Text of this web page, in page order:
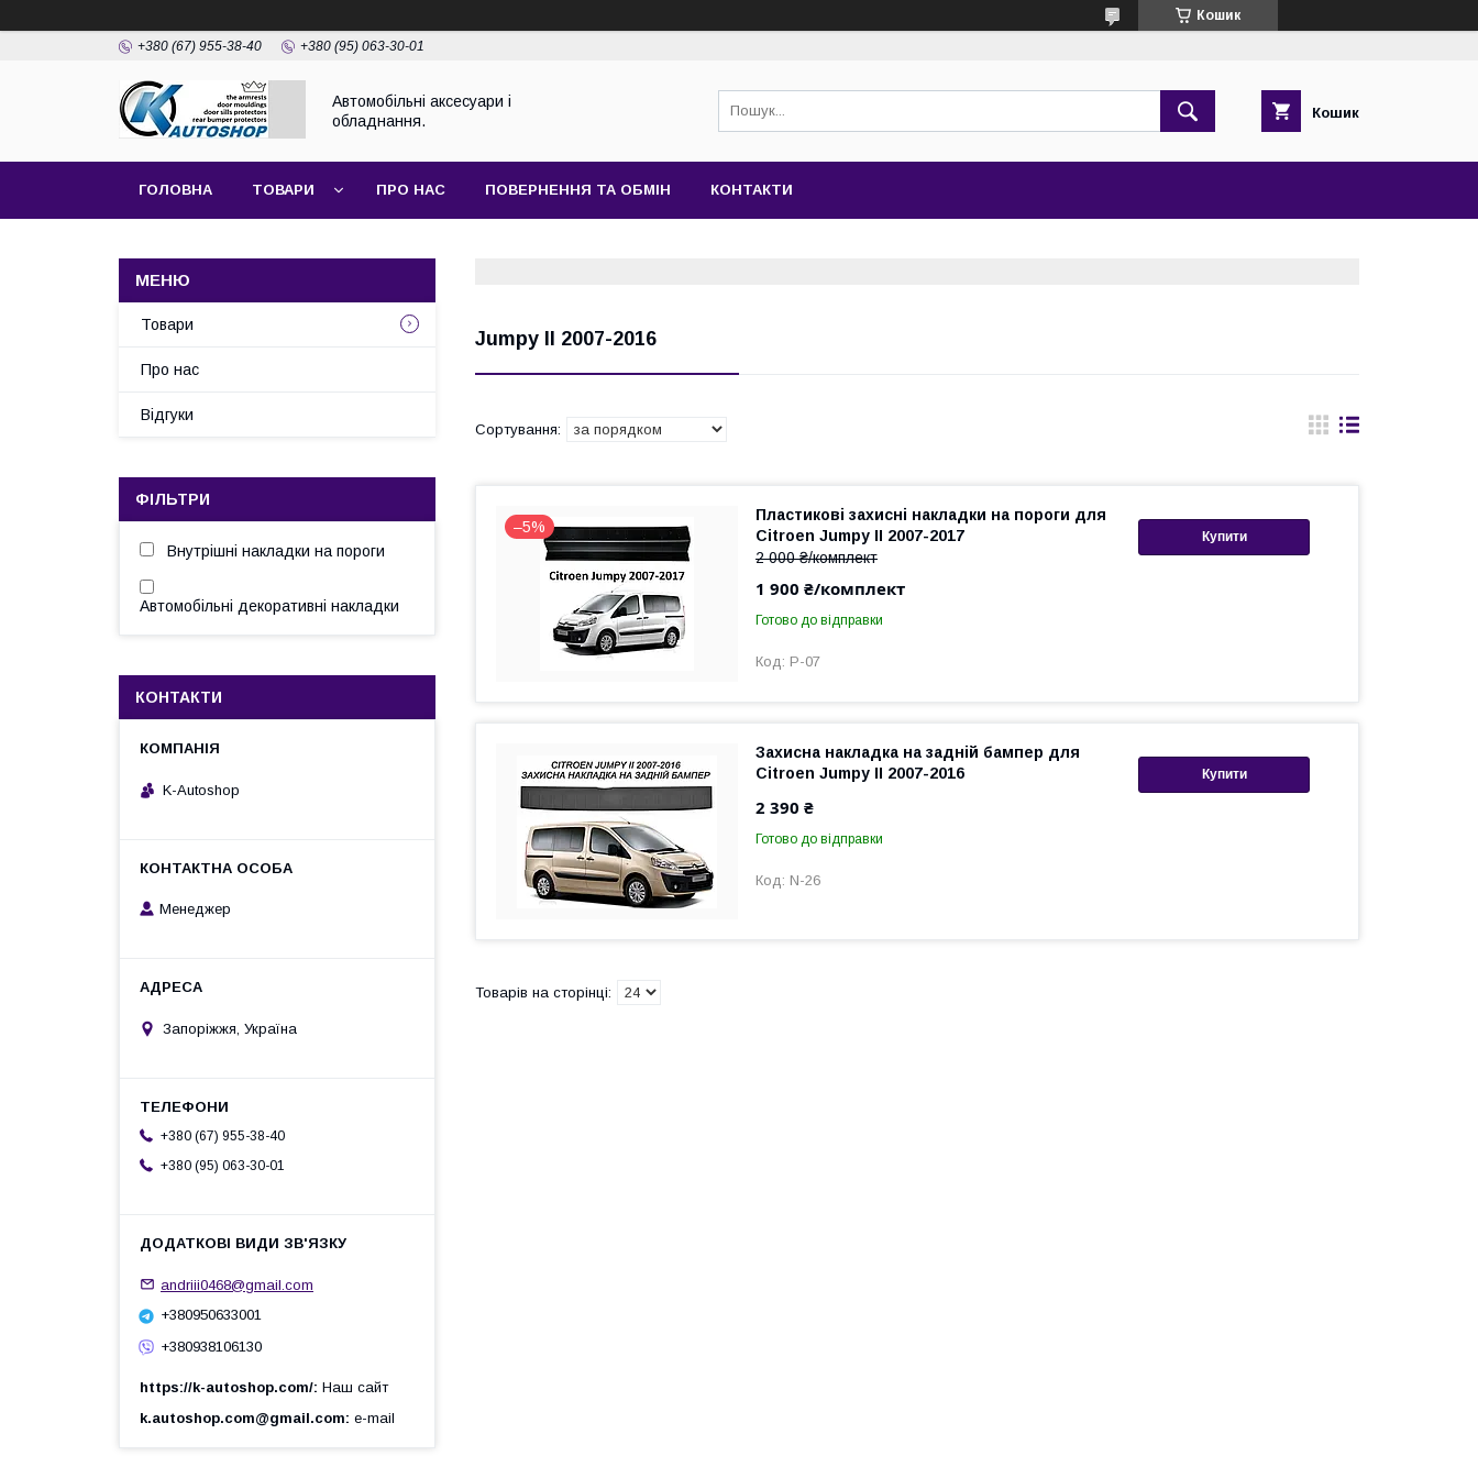
Кошик
+380 (67) 955-38-40 +380 (95) 063-30-01
Автомобільні аксесуари і
обладнання.
Кошик
ГОЛОВНА ТОВАРИ ПРО НАС ПОВЕРНЕННЯ ТА ОБМІН КОНТАКТИ
Jumpy II 2007-2016
–5%
Купити
Пластикові захисні накладки на пороги для
Citroen Jumpy II 2007-2017
2 000 ₴/комплект
1 900 ₴/комплект
Готово до відправки
P-07
Купити
Захисна накладка на задній бампер для
Citroen Jumpy II 2007-2016
2 390 ₴
Готово до відправки
N-26
Товари
Про нас
Відгуки
ФІЛЬТРИ
Внутрішні накладки на пороги
Автомобільні декоративні накладки
КОНТАКТИ
K-Autoshop
Менеджер
Запоріжжя, Україна
+380 (67) 955-38-40
+380 (95) 063-30-01
andriii0468@gmail.com
+380950633001
+380938106130
https://k-autoshop.com/ Наш сайт
k.autoshop.com@gmail.com e-mail